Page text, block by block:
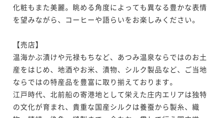
化粧もまた美麗。眺める角度によっても異なる豊かな表情
を望みながら、コーヒーや語らいをお楽しみください。
【売店】
温海かぶ漬けや元禄もちなど、あつみ温泉ならではのお土
産をはじめ、地酒やお米、漬物、シルク製品など、ご当地
ならではの特産品を豊富に取り揃えております。
江戸時代、北前船の寄港地として栄えた庄内エリアは独特
の文化が育まれ、貴重な国産シルクは養蚕から製糸、織